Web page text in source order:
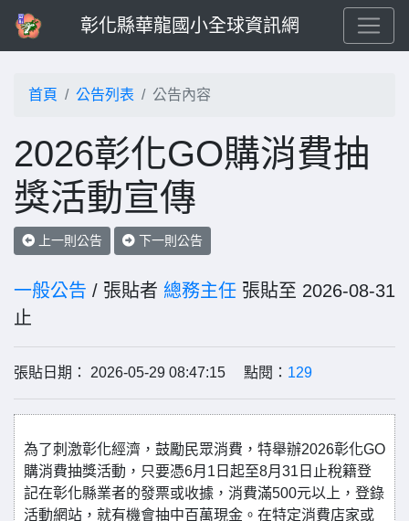
彰化縣華龍國小全球資訊網
首頁 公告列表 公告內容
2026彰化GO購消費抽
獎活動宣傳
上一則公告 下一則公告
一般公告 / 張貼者 總務主任 張貼至 2026-08-31
止
張貼日期： 2026-05-29 08:47:15 點閱： 129
為了刺激彰化經濟，鼓勵民眾消費，特舉辦2026彰化GO
購消費抽獎活動，只要憑6月1日起至8月31日止稅籍登
記在彰化縣業者的發票或收據，消費滿500元以上，登錄
活動網站，就有機會抽中百萬現金。在特定消費店家或